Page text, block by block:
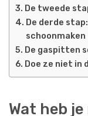
De tweede
De derde
schoonmaken
De gaspitten
Doe ze niet in
Wat heb